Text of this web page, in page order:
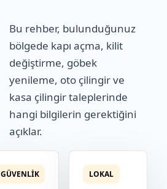
Bu rehber, bulunduğunuz
bölgede kapı açma, kilit
değiştirme, göbek
yenileme, oto çilingir ve
kasa çilingir taleplerinde
hangi bilgilerin gerektiğini
açıklar.
GÜVENLIK LOKAL